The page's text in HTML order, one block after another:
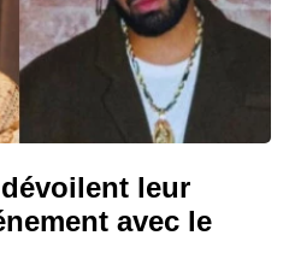
leur
avec le